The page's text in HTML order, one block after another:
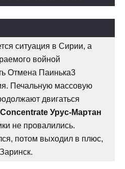
ситуация в Сирии, а
войной
Отмена Паинька3
Печальную массовую
двигаться
Урус-Мартан
не провалились.
потом выходил в плюс,